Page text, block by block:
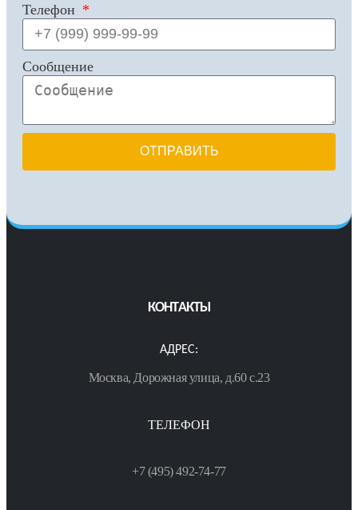
Телефон
Сообщение
ОТПРАВИТЬ
КОНТАКТЫ
АДРЕС:
Москва, Дорожная улица, д.60 с.23
ТЕЛЕФОН
+7 (495) 492-74-77